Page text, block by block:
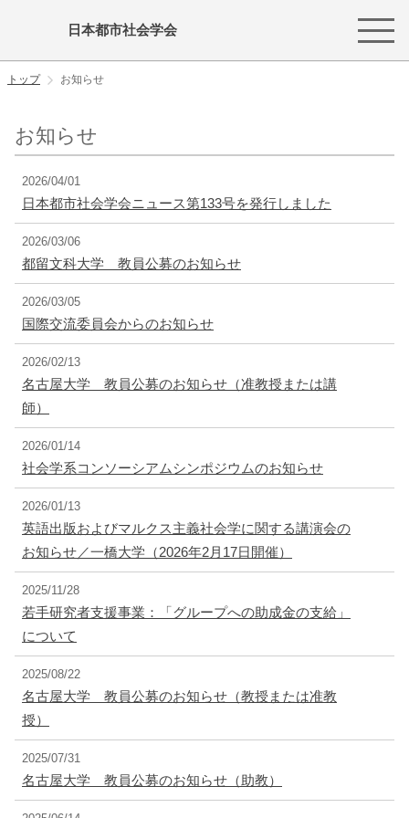
日本都市社会学会
トップ お知らせ
お知らせ
2026/04/01
日本都市社会学会ニュース第133号を発行しました
2026/03/06
都留文科大学 教員公募のお知らせ
2026/03/05
国際交流委員会からのお知らせ
2026/02/13
名古屋大学 教員公募のお知らせ（准教授または講
師）
2026/01/14
社会学系コンソーシアムシンポジウムのお知らせ
2026/01/13
英語出版およびマルクス主義社会学に関する講演会の
お知らせ／一橋大学（2026年2月17日開催）
2025/11/28
若手研究者支援事業：「グループへの助成金の支給」
について
2025/08/22
名古屋大学 教員公募のお知らせ（教授または准教
授）
2025/07/31
名古屋大学 教員公募のお知らせ（助教）